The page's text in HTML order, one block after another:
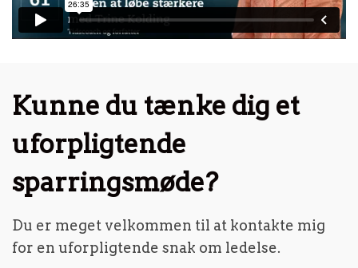
Kunne du tænke dig et
uforpligtende
sparringsmøde?
Du er meget velkommen til at kontakte mig
for en uforpligtende snak om ledelse.